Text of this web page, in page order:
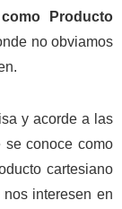
Producto
no obviamos
y acorde a las
se conoce como
cartesiano
interesen en